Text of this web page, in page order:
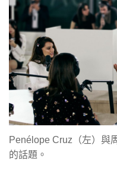
Penélope Cruz（左）與
的話題。